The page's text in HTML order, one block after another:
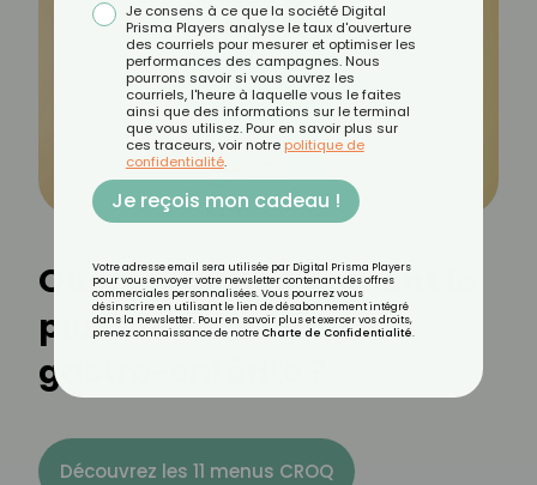
Quel est le médicament le
plus efficace contre la
gastro-entérite ?
Découvrez les 11 menus CROQ
Je consens à ce que la société Digital
Prisma Players analyse le taux d'ouverture
des courriels pour mesurer et optimiser les
performances des campagnes. Nous
pourrons savoir si vous ouvrez les
courriels, l'heure à laquelle vous le faites
ainsi que des informations sur le terminal
que vous utilisez. Pour en savoir plus sur
ces traceurs, voir notre politique de
confidentialité.
Je reçois mon cadeau !
Votre adresse email sera utilisée par Digital Prisma Players
pour vous envoyer votre newsletter contenant des offres
commerciales personnalisées. Vous pourrez vous
désinscrire en utilisant le lien de désabonnement intégré
dans la newsletter. Pour en savoir plus et exercer vos droits,
prenez connaissance de notre Charte de Confidentialité.